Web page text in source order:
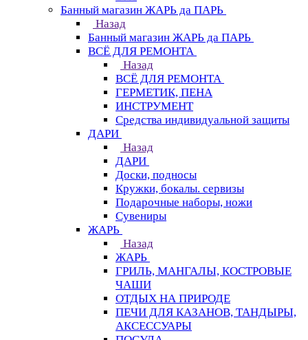
Банный магазин ЖАРЬ да ПАРЬ
Назад
Банный магазин ЖАРЬ да ПАРЬ
ВСЁ ДЛЯ РЕМОНТА
Назад
ВСЁ ДЛЯ РЕМОНТА
ГЕРМЕТИК, ПЕНА
ИНСТРУМЕНТ
Средства индивидуальной защиты
ДАРИ
Назад
ДАРИ
Доски, подносы
Кружки, бокалы. сервизы
Подарочные наборы, ножи
Сувениры
ЖАРЬ
Назад
ЖАРЬ
ГРИЛЬ, МАНГАЛЫ, КОСТРОВЫЕ
ЧАШИ
ОТДЫХ НА ПРИРОДЕ
ПЕЧИ ДЛЯ КАЗАНОВ, ТАНДЫРЫ,
АКСЕССУАРЫ